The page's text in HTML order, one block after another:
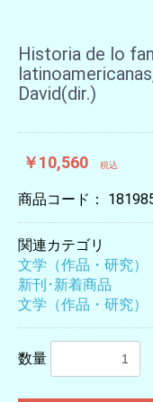
Historia de lo
David(dir.)
￥10,560 税込
商品コード：
関連カテゴリ
文学（作品・研究）
新刊･新着商品
文学（作品・研究）
数量